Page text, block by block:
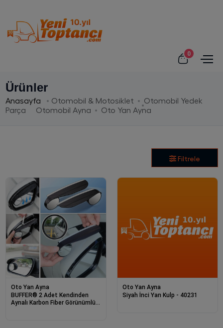
0
Ürünler
Anasayfa Otomobil & Motosiklet
Otomobil Yedek
Parça
Otomobil Ayna Oto Yan Ayna
Filtrele
Oto Yan Ayna
BUFFER® 2 Adet Kendinden
Aynalı Karbon Fiber Görünümlü
Oto Yan Ayna
Siyah İnci Yan Kulp - 40231